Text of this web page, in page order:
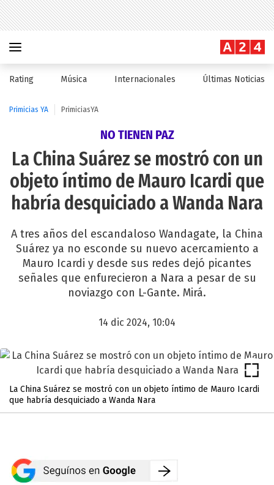
Rating Música Internacionales Últimas Noticias
Primicias YA PrimiciasYA
NO TIENEN PAZ
La China Suárez se mostró con un
objeto íntimo de Mauro Icardi que
habría desquiciado a Wanda Nara
A tres años del escandaloso Wandagate, la China
Suárez ya no esconde su nuevo acercamiento a
Mauro Icardi y desde sus redes dejó picantes
señales que enfurecieron a Nara a pesar de su
noviazgo con L-Gante. Mirá.
14 dic 2024, 10:04
La China Suárez se mostró con un objeto íntimo de Mauro Icardi
que habría desquiciado a Wanda Nara